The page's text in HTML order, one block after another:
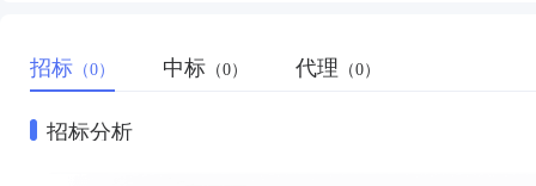
招标 （0） 中标 （0） 代理 （0）
招标分析